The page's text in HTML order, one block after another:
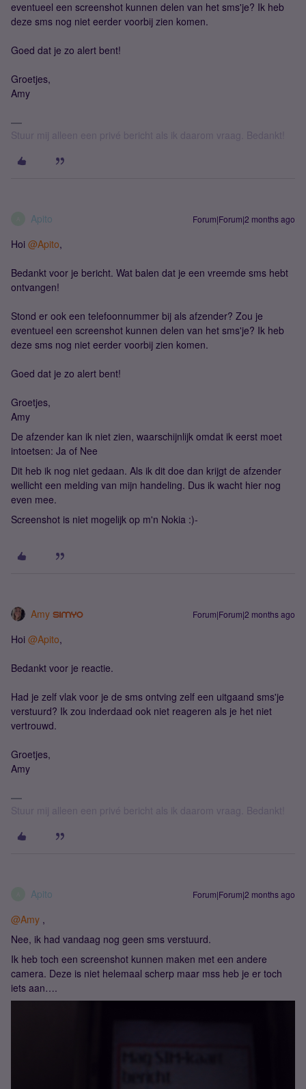
eventueel een screenshot kunnen delen van het sms'je? Ik heb
deze sms nog niet eerder voorbij zien komen.
Goed dat je zo alert bent!
Groetjes,
Amy
Stuur mij alleen een privé bericht als ik daarom vraag. Bedankt!
Apito Forum|Forum|2 months ago
Hoi ​ @Apito,
Bedankt voor je bericht. Wat balen dat je een vreemde sms hebt
ontvangen!
Stond er ook een telefoonnummer bij als afzender? Zou je
eventueel een screenshot kunnen delen van het sms'je? Ik heb
deze sms nog niet eerder voorbij zien komen.
Goed dat je zo alert bent!
Groetjes,
Amy
De afzender kan ik niet zien, waarschijnlijk omdat ik eerst moet
intoetsen: Ja of Nee
Dit heb ik nog niet gedaan. Als ik dit doe dan krijgt de afzender
wellicht een melding van mijn handeling. Dus ik wacht hier nog
even mee.
Screenshot is niet mogelijk op m'n Nokia :)-
Amy Forum|Forum|2 months ago
Hoi ​ @Apito,
Bedankt voor je reactie.
Had je zelf vlak voor je de sms ontving zelf een uitgaand sms'je
verstuurd? Ik zou inderdaad ook niet reageren als je het niet
vertrouwd.
Groetjes,
Amy
Stuur mij alleen een privé bericht als ik daarom vraag. Bedankt!
Apito Forum|Forum|2 months ago
@Amy ,
Nee, ik had vandaag nog geen sms verstuurd.
Ik heb toch een screenshot kunnen maken met een andere
camera. Deze is niet helemaal scherp maar mss heb je er toch
iets aan….